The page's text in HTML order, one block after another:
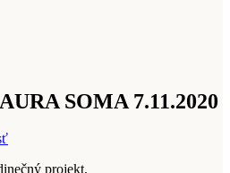
SOMA 7.11.2020
projekt.